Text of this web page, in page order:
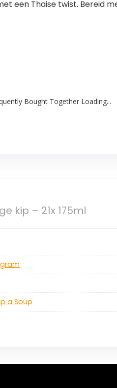
een Thaise twist. Bereid
Bought Together Loading...
kip – 21x 175ml
a Soup